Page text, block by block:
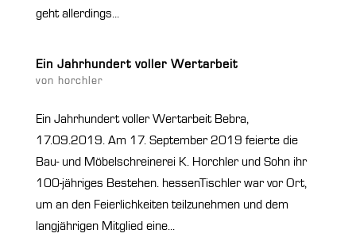
geht allerdings...
Ein Jahrhundert voller Wertarbeit
von horchler
Ein Jahrhundert voller Wertarbeit Bebra,
17.09.2019. Am 17. September 2019 feierte die
Bau- und Möbelschreinerei K. Horchler und Sohn ihr
100-jähriges Bestehen. hessenTischler war vor Ort,
um an den Feierlichkeiten teilzunehmen und dem
langjährigen Mitglied eine...